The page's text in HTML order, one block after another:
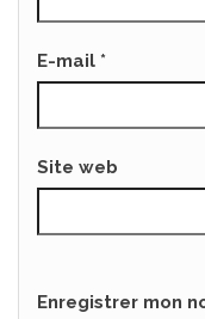
E-mail *
Site web
Enregistrer mon